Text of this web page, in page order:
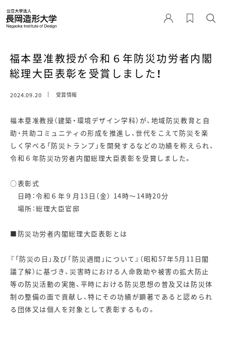
福本塁准教授が令和６年防災功労者内閣
総理大臣表彰を受賞しました！
2024.09.20 受賞情報
福本塁准教授（建築・環境デザイン学科）が、地域防災教育と自
助・共助コミュニティの形成を推進し、世代をこえて防災を楽
しく学べる「防災トランプ」を開発するなどの功績を称えられ、
令和６年防災功労者内閣総理大臣表彰を受賞しました。
○表彰式
日時：令和６年９月13日（金） 14時〜14時20分
場所：総理大臣官邸
■防災功労者内閣総理大臣表彰とは
『「防災の日」及び「防災週間」について』（昭和57年5月11日閣
議了解）に基づき、災害時における人命救助や被害の拡大防止
等の防災活動の実施、平時における防災思想の普及又は防災体
制の整備の面で貢献し、特にその功績が顕著であると認められ
る団体又は個人を対象として表彰するもの。